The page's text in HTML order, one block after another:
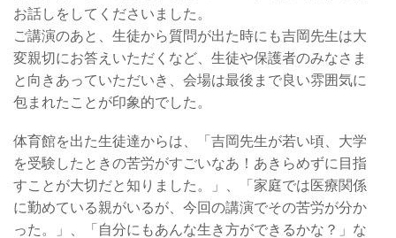
お話しをしてくださいました。
ご講演のあと、生徒から質問が出た時にも吉岡先生は大
変親切にお答えいただくなど、生徒や保護者のみなさま
と向きあっていただいき、会場は最後まで良い雰囲気に
包まれたことが印象的でした。
体育館を出た生徒達からは、「吉岡先生が若い頃、大学
を受験したときの苦労がすごいなあ！あきらめずに目指
すことが大切だと知りました。」、「家庭では医療関係
に勤めている親がいるが、今回の講演でその苦労が分か
った。」、「自分にもあんな生き方ができるかな？」な